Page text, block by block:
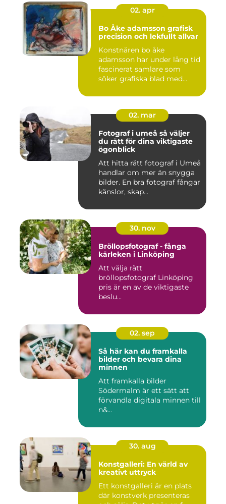
02. apr
Bo Åke adamsson grafisk
precision och lekfullt allvar
Konstnären bo åke
adamsson har under lång tid
fascinerat samlare som
söker grafiska blad med
02. mar
Fotograf i umeå så väljer
du rätt för dina viktigaste
ögonblick
Att hitta rätt fotograf i Umeå
handlar om mer än snygga
bilder. En bra fotograf fångar
känslor, skap...
30. nov
Bröllopsfotograf - fånga
kärleken i Linköping
Att välja rätt
bröllopsfotograf Linköping
pris är en av de viktigaste
beslu...
02. sep
Så här kan du framkalla
bilder och bevara dina
minnen
Att framkalla bilder
Södermalm är ett sätt att
förvandla digitala minnen till
n&...
30. aug
Konstgalleri: En värld av
kreativt uttryck
Ett konstgalleri är en plats
där konstverk presenteras